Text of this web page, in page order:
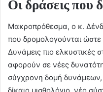
Οι δράσεις που
Μακροπρόθεσμα, ο κ.
που δρομολογούνται
Δυνάμεις πιο ελκυστικές
αφορούν σε νέες
σύγχρονη δομή δυνάμεων,